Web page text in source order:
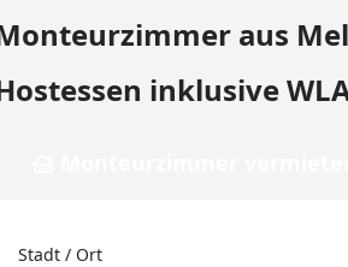
aus
inklusive
Stadt / Ort